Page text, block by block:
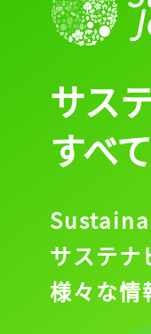
サス
すべ
サステナ
様々な情